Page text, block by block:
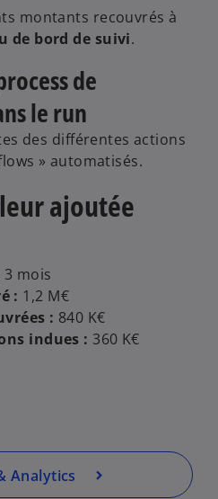
montants recouvrés à
de bord de suivi​​.
de
le run
des différentes actions
» automatisés.
ajoutée
3 mois
​: 1,2 M€​
: 840 K€​
indues​ : 360 K€​
Analytics